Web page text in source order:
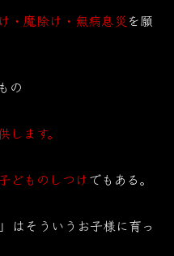
・魔除け・無病息災 を願
の
ます。
どものしつけでもある。
はそういうお子様に育っ